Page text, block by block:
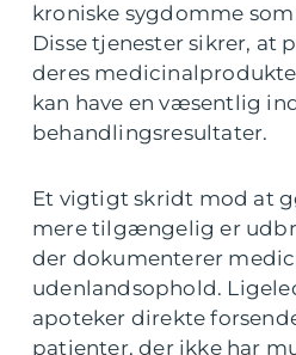
kroniske sygdomme
Disse tjenester sikrer, at
deres
kan have en væsentlig
behandlingsresultater.
Et vigtigt skridt mod at
mere tilgængelig er
der dokumenterer
udenlandsophold.
apoteker direkte
patienter, der ikke har